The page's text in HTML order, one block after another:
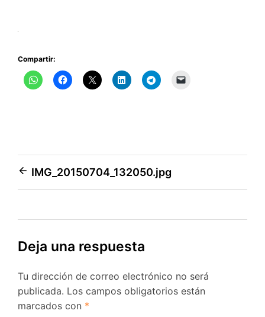
Compartir:
Navegación
de
entradas
IMG_20150704_132050.jpg
Deja una respuesta
Tu dirección de correo electrónico no será
publicada. Los campos obligatorios están
marcados con *